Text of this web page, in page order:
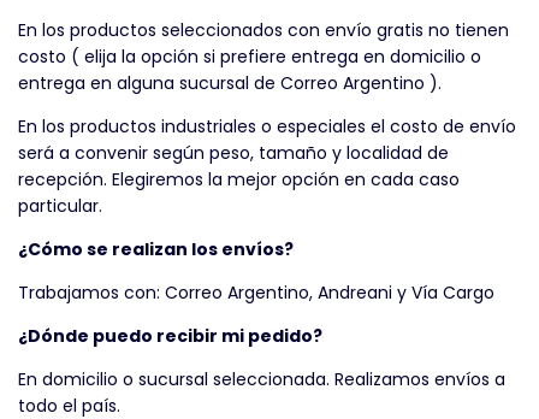
En los productos seleccionados con envío gratis no tienen
costo ( elija la opción si prefiere entrega en domicilio o
entrega en alguna sucursal de Correo Argentino ).
En los productos industriales o especiales el costo de envío
será a convenir según peso, tamaño y localidad de
recepción. Elegiremos la mejor opción en cada caso
particular.
¿Cómo se realizan los envíos?
Trabajamos con: Correo Argentino, Andreani y Vía Cargo
¿Dónde puedo recibir mi pedido?
En domicilio o sucursal seleccionada. Realizamos envíos a
todo el país.